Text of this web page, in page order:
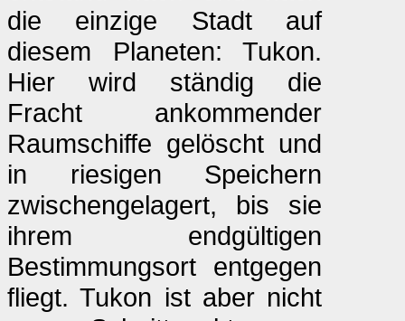
die einzige Stadt auf
diesem Planeten: Tukon.
Hier wird ständig die
Fracht ankommender
Raumschiffe gelöscht und
in riesigen Speichern
zwischengelagert, bis sie
ihrem endgültigen
Bestimmungsort entgegen
fliegt. Tukon ist aber nicht